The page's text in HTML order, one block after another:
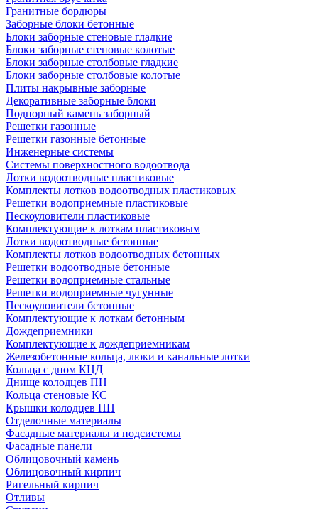
Гранитные бордюры
Заборные блоки бетонные
Блоки заборные стеновые гладкие
Блоки заборные стеновые колотые
Блоки заборные столбовые гладкие
Блоки заборные столбовые колотые
Плиты накрывные заборные
Декоративные заборные блоки
Подпорный камень заборный
Решетки газонные
Решетки газонные бетонные
Инженерные системы
Системы поверхностного водоотвода
Лотки водоотводные пластиковые
Комплекты лотков водоотводных пластиковых
Решетки водоприемные пластиковые
Пескоуловители пластиковые
Комплектующие к лоткам пластиковым
Лотки водоотводные бетонные
Комплекты лотков водоотводных бетонных
Решетки водоотводные бетонные
Решетки водоприемные стальные
Решетки водоприемные чугунные
Пескоуловители бетонные
Комплектующие к лоткам бетонным
Дождеприемники
Комплектующие к дождеприемникам
Железобетонные кольца, люки и канальные лотки
Кольца с дном КЦД
Днище колодцев ПН
Кольца стеновые КС
Крышки колодцев ПП
Отделочные материалы
Фасадные материалы и подсистемы
Фасадные панели
Облицовочный камень
Облицовочный кирпич
Ригельный кирпич
Отливы